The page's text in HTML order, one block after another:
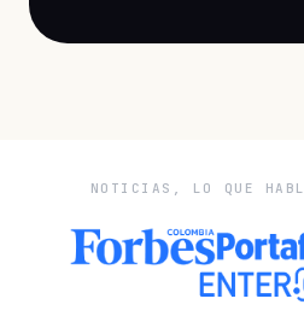
NOTICIAS, LO QUE